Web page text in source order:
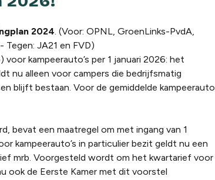
2024. (Voor: OPNL, GroenLinks-PvdA,
Tegen: JA21 en FVD)
kampeerauto’s per 1 januari 2026: het
nu alleen voor campers die bedrijfsmatig
blijft bestaan. Voor de gemiddelde kampeerauto
bevat een maatregel om met ingang van 1
kampeerauto’s in particulier bezit geldt nu een
mrb. Voorgesteld wordt om het kwartarief voor
ook de Eerste Kamer met dit voorstel